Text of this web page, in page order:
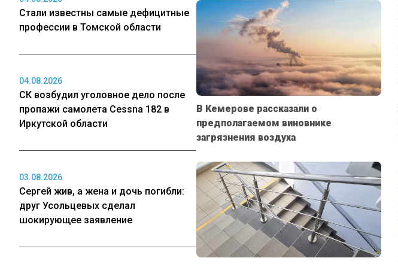
Стали известны самые дефицитные
профессии в Томской области
04.08.2026
СК возбудил уголовное дело после
пропажи самолета Cessna 182 в
Иркутской области
03.08.2026
Сергей жив, а жена и дочь погибли:
друг Усольцевых сделал
шокирующее заявление
В Кемерове рассказали о
предполагаемом виновнике
загрязнения воздуха